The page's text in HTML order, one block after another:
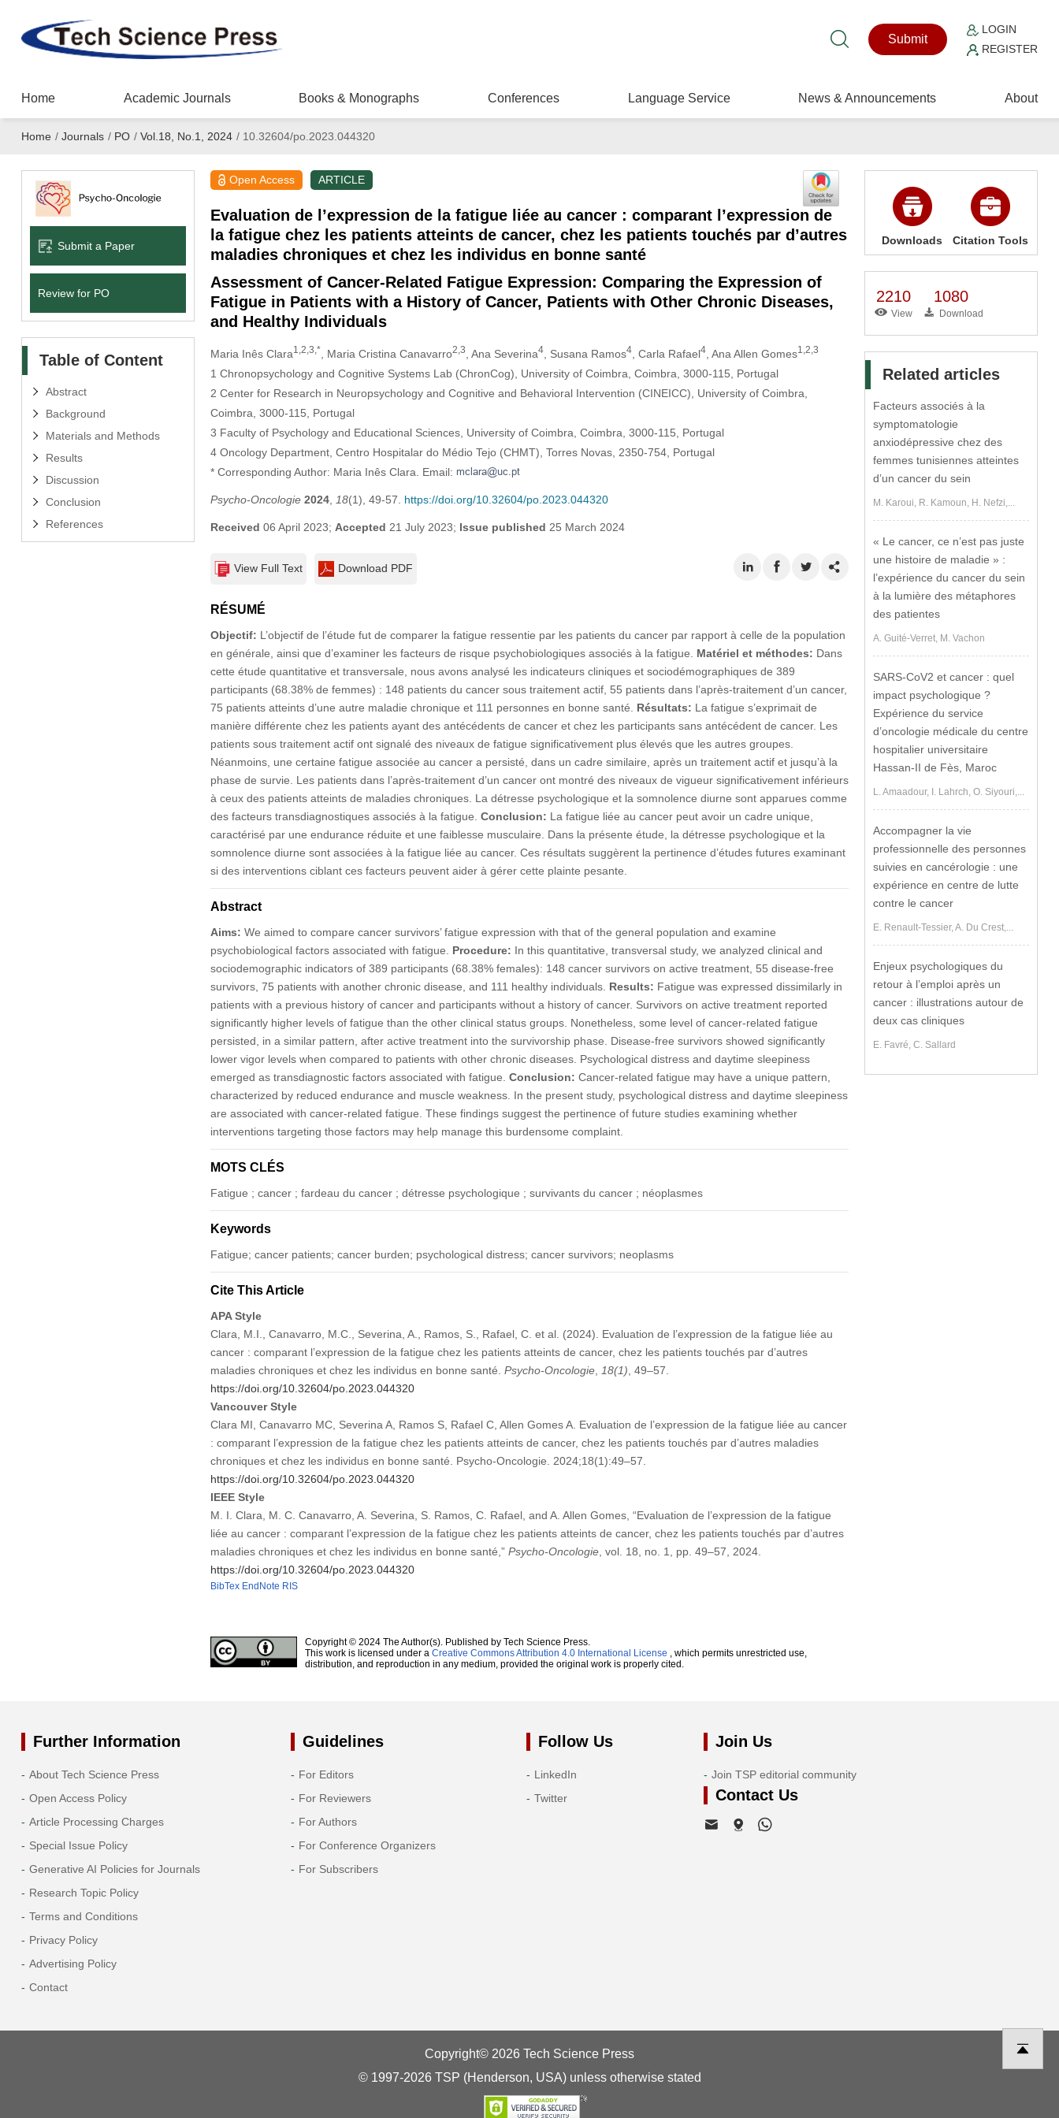
Submit
LOGIN
REGISTER
Home Academic Journals Books & Monographs Conferences Language Service News & Announcements About
Home / Journals / PO / Vol.18, No.1, 2024 /10.32604/po.2023.044320
Submit a Paper
Review for PO
Table of Content
Abstract
Background
Materials and Methods
Results
Discussion
Conclusion
References
Open Access ARTICLE
Evaluation de l’expression de la fatigue liée au cancer : comparant l’expression de
la fatigue chez les patients atteints de cancer, chez les patients touchés par d’autres
maladies chroniques et chez les individus en bonne santé
Assessment of Cancer-Related Fatigue Expression: Comparing the Expression of
Fatigue in Patients with a History of Cancer, Patients with Other Chronic Diseases,
and Healthy Individuals
Maria Inês Clara1,2,3,* , Maria Cristina Canavarro2,3 , Ana Severina4, Susana Ramos4, Carla Rafael4, Ana Allen Gomes1,2,3
1 Chronopsychology and Cognitive Systems Lab (ChronCog), University of Coimbra, Coimbra, 3000-115, Portugal
2 Center for Research in Neuropsychology and Cognitive and Behavioral Intervention (CINEICC), University of Coimbra,
Coimbra, 3000-115, Portugal
3 Faculty of Psychology and Educational Sciences, University of Coimbra, Coimbra, 3000-115, Portugal
4 Oncology Department, Centro Hospitalar do Médio Tejo (CHMT), Torres Novas, 2350-754, Portugal
* Corresponding Author: Maria Inês Clara. Email:
Psycho-Oncologie 2024, 18(1), 49-57. https://doi.org/10.32604/po.2023.044320
Received 06 April 2023; Accepted 21 July 2023; Issue published 25 March 2024
View Full Text Download PDF
RÉSUMÉ
Objectif: L’objectif de l’étude fut de comparer la fatigue ressentie par les patients du cancer par rapport à celle de la population
en générale, ainsi que d’examiner les facteurs de risque psychobiologiques associés à la fatigue. Matériel et méthodes: Dans
cette étude quantitative et transversale, nous avons analysé les indicateurs cliniques et sociodémographiques de 389
participants (68.38% de femmes) : 148 patients du cancer sous traitement actif, 55 patients dans l’après-traitement d’un cancer,
75 patients atteints d’une autre maladie chronique et 111 personnes en bonne santé. Résultats: La fatigue s’exprimait de
manière différente chez les patients ayant des antécédents de cancer et chez les participants sans antécédent de cancer. Les
patients sous traitement actif ont signalé des niveaux de fatigue significativement plus élevés que les autres groupes.
Néanmoins, une certaine fatigue associée au cancer a persisté, dans un cadre similaire, après un traitement actif et jusqu’à la
phase de survie. Les patients dans l’après-traitement d’un cancer ont montré des niveaux de vigueur significativement inférieurs
à ceux des patients atteints de maladies chroniques. La détresse psychologique et la somnolence diurne sont apparues comme
des facteurs transdiagnostiques associés à la fatigue. Conclusion: La fatigue liée au cancer peut avoir un cadre unique,
caractérisé par une endurance réduite et une faiblesse musculaire. Dans la présente étude, la détresse psychologique et la
somnolence diurne sont associées à la fatigue liée au cancer. Ces résultats suggèrent la pertinence d’études futures examinant
si des interventions ciblant ces facteurs peuvent aider à gérer cette plainte pesante.
Abstract
Aims: We aimed to compare cancer survivors’ fatigue expression with that of the general population and examine
psychobiological factors associated with fatigue. Procedure: In this quantitative, transversal study, we analyzed clinical and
sociodemographic indicators of 389 participants (68.38% females): 148 cancer survivors on active treatment, 55 disease-free
survivors, 75 patients with another chronic disease, and 111 healthy individuals. Results: Fatigue was expressed dissimilarly in
patients with a previous history of cancer and participants without a history of cancer. Survivors on active treatment reported
significantly higher levels of fatigue than the other clinical status groups. Nonetheless, some level of cancer-related fatigue
persisted, in a similar pattern, after active treatment into the survivorship phase. Disease-free survivors showed significantly
lower vigor levels when compared to patients with other chronic diseases. Psychological distress and daytime sleepiness
emerged as transdiagnostic factors associated with fatigue. Conclusion: Cancer-related fatigue may have a unique pattern,
characterized by reduced endurance and muscle weakness. In the present study, psychological distress and daytime sleepiness
are associated with cancer-related fatigue. These findings suggest the pertinence of future studies examining whether
interventions targeting those factors may help manage this burdensome complaint.
MOTS CLÉS
Fatigue ; cancer ; fardeau du cancer ; détresse psychologique ; survivants du cancer ; néoplasmes
Keywords
Fatigue; cancer patients; cancer burden; psychological distress; cancer survivors; neoplasms
Cite This Article
APA Style
Clara, M.I., Canavarro, M.C., Severina, A., Ramos, S., Rafael, C. et al. (2024). Evaluation de l’expression de la fatigue liée au
cancer : comparant l’expression de la fatigue chez les patients atteints de cancer, chez les patients touchés par d’autres
maladies chroniques et chez les individus en bonne santé. Psycho-Oncologie, 18(1) , 49–57.
https://doi.org/10.32604/po.2023.044320
Vancouver Style
Clara MI, Canavarro MC, Severina A, Ramos S, Rafael C, Allen Gomes A. Evaluation de l’expression de la fatigue liée au cancer
: comparant l’expression de la fatigue chez les patients atteints de cancer, chez les patients touchés par d’autres maladies
chroniques et chez les individus en bonne santé. Psycho-Oncologie. 2024;18(1):49–57.
https://doi.org/10.32604/po.2023.044320
IEEE Style
M. I. Clara, M. C. Canavarro, A. Severina, S. Ramos, C. Rafael, and A. Allen Gomes, “Evaluation de l’expression de la fatigue
liée au cancer : comparant l’expression de la fatigue chez les patients atteints de cancer, chez les patients touchés par d’autres
maladies chroniques et chez les individus en bonne santé,” Psycho-Oncologie, vol. 18, no. 1, pp. 49–57, 2024.
https://doi.org/10.32604/po.2023.044320
BibTex EndNote RIS
Copyright © 2024 The Author(s). Published by Tech Science Press.
This work is licensed under a Creative Commons Attribution 4.0 International License , which permits unrestricted use,
distribution, and reproduction in any medium, provided the original work is properly cited.
Downloads Citation Tools
2210
View
1080
Download
Related articles
Facteurs associés à la
symptomatologie
anxiodépressive chez des
femmes tunisiennes atteintes
d’un cancer du sein
M. Karoui, R. Kamoun, H. Nefzi,...
« Le cancer, ce n’est pas juste
une histoire de maladie » :
l’expérience du cancer du sein
à la lumière des métaphores
des patientes
A. Guité-Verret, M. Vachon
SARS-CoV2 et cancer : quel
impact psychologique ?
Expérience du service
d’oncologie médicale du centre
hospitalier universitaire
Hassan-II de Fès, Maroc
L. Amaadour, I. Lahrch, O. Siyouri,...
Accompagner la vie
professionnelle des personnes
suivies en cancérologie : une
expérience en centre de lutte
contre le cancer
E. Renault-Tessier, A. Du Crest,...
Enjeux psychologiques du
retour à l’emploi après un
cancer : illustrations autour de
deux cas cliniques
E. Favré, C. Sallard
Further Information
About Tech Science Press
Open Access Policy
Article Processing Charges
Special Issue Policy
Generative AI Policies for Journals
Research Topic Policy
Terms and Conditions
Privacy Policy
Advertising Policy
Contact
Guidelines
For Editors
For Reviewers
For Authors
For Conference Organizers
For Subscribers
Follow Us
LinkedIn
Twitter
Join Us
Join TSP editorial community
Contact Us
Copyright© 2026 Tech Science Press
© 1997-2026 TSP (Henderson, USA) unless otherwise stated